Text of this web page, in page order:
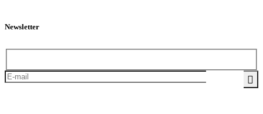
Newsletter